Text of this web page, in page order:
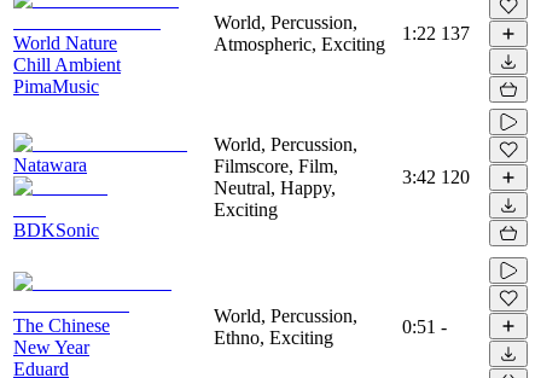
World Nature
Chill Ambient
PimaMusic
World, Percussion,
Atmospheric, Exciting
1:22 137
Natawara
BDKSonic
World, Percussion,
Filmscore, Film,
Neutral, Happy,
Exciting
3:42 120
The Chinese
New Year
Eduard
World, Percussion,
Ethno, Exciting
0:51 -